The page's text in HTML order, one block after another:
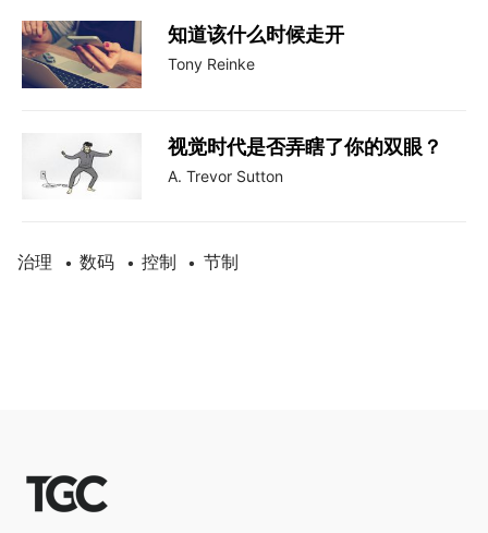
知道该什么时候走开
Tony Reinke
视觉时代是否弄瞎了你的双眼？
A. Trevor Sutton
治理 • 数码 • 控制 • 节制